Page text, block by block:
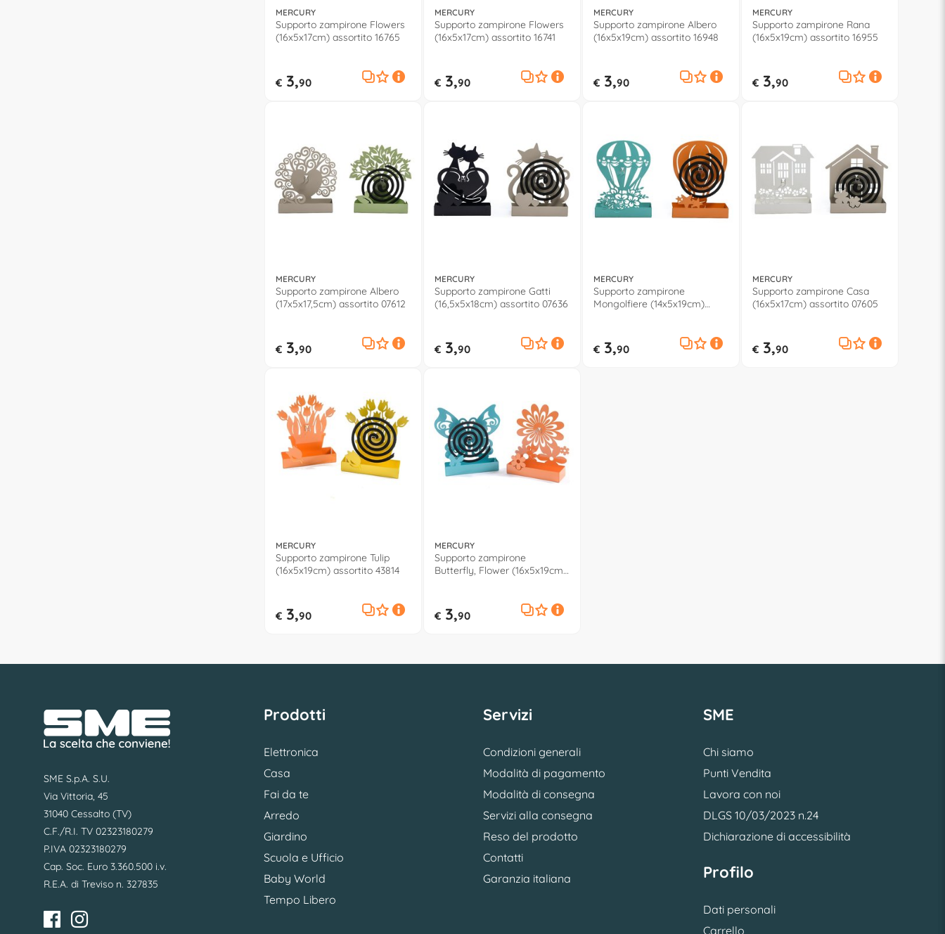
MERCURY
Supporto zampirone Flowers
(16x5x17cm) assortito 16765
€3,90
MERCURY
Supporto zampirone Flowers
(16x5x17cm) assortito 16741
€3,90
MERCURY
Supporto zampirone Albero
(16x5x19cm) assortito 16948
€3,90
MERCURY
Supporto zampirone Rana
(16x5x19cm) assortito 16955
€3,90
MERCURY
Supporto zampirone Albero
(17x5x17,5cm) assortito 07612
€3,90
MERCURY
Supporto zampirone Gatti
(16,5x5x18cm) assortito 07636
€3,90
MERCURY
Supporto zampirone
Mongolfiere (14x5x19cm)
€3,90
MERCURY
Supporto zampirone Casa
(16x5x17cm) assortito 07605
€3,90
MERCURY
Supporto zampirone Tulip
(16x5x19cm) assortito 43814
€3,90
MERCURY
Supporto zampirone
Butterfly, Flower (16x5x19cm)
€3,90
SME S.p.A. S.U.
Via Vittoria, 45
31040 Cessalto (TV)
C.F./R.I. TV 02323180279
P.IVA 02323180279
Cap. Soc. Euro 3.360.500 i.v.
R.E.A. di Treviso n. 327835
Prodotti
Elettronica
Casa
Fai da te
Arredo
Giardino
Scuola e Ufficio
Baby World
Tempo Libero
Servizi
Condizioni generali
Modalità di pagamento
Modalità di consegna
Servizi alla consegna
Reso del prodotto
Contatti
Garanzia italiana
SME
Chi siamo
Punti Vendita
Lavora con noi
DLGS 10/03/2023 n.24
Dichiarazione di accessibilità
Profilo
Dati personali
Carrello